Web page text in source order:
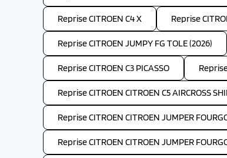
Reprise CITROEN C4 X Reprise
Reprise CITROEN JUMPY FG TOLE (2026)
Reprise CITROEN C3 PICASSO
Reprise CITROEN CITROEN C5 AIRCROSS
Reprise CITROEN CITROEN JUMPER
Reprise CITROEN CITROEN JUMPER